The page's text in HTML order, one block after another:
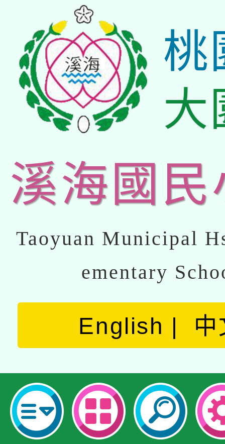
桃
大
溪海國民
Taoyuan Municipal
ementary
English 中